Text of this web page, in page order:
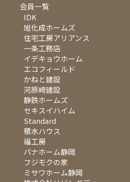
会員一覧
IDK
旭化成ホームズ
住宅工房アリアンス
一条工務店
イデキョウホーム
エコフィールド
かねと建設
河原崎建設
静鉄ホームズ
セキスイハイム
Standard
積水ハウス
福工房
パナホーム静岡
フジモクの家
ミサワホーム静岡